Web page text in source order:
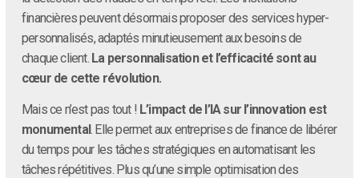
financières peuvent désormais proposer des services hyper-
personnalisés, adaptés minutieusement aux besoins de
chaque client. La personnalisation et l’efficacité sont au
cœur de cette révolution.
Mais ce n’est pas tout ! L’impact de l’IA sur l’innovation est
monumental. Elle permet aux entreprises de finance de libérer
du temps pour les tâches stratégiques en automatisant les
tâches répétitives. Plus qu’une simple optimisation des